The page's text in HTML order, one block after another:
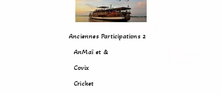
Anciennes Participations 2
AnMaï et &
Covix
Cricket